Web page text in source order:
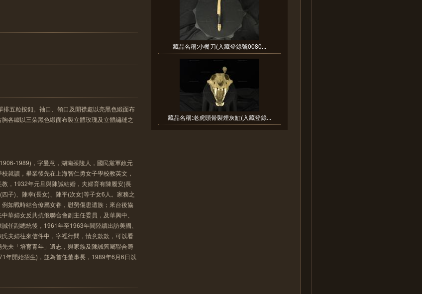
五粒按釦。袖口、領口及開襟處以亮黑色緞面布
各綴以三朵黑色緞面布製立體玫瑰及立體繡縫之
1989)，字曼意，湖南茶陵人，國民黨軍政元
就讀，畢業後先在上海智仁勇女子學校教英文，
，1932年元旦與陳誠結婚，夫婦育有陳履安(長
子)、陳幸(長女)、陳平(次女)等子女6人。家務之
如戰時結合僚屬女眷，慰勞傷患遺族；來台後協
華婦女反共抗俄聯合會副主任委員，及華興中、
任副總統後，1961年至1963年間陸續出訪美國、
夫婦往來信件中，字裡行間，情意款款，可以看
夫「培育青年」遺志，與家族及陳誠舊屬聯合籌
年開始招生)，並為首任董事長，1989年6月6日以
藏品名稱:小餐刀(入藏登錄號0080...
藏品名稱:老虎頭骨製煙灰缸(入藏登錄...